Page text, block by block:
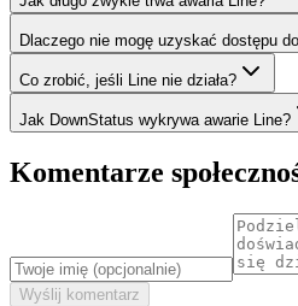
Dlaczego nie mogę uzyskać dostępu
Co zrobić, jeśli Line nie działa?
Jak DownStatus wykrywa awarie Line?
Komentarze
Wyślij komentarz